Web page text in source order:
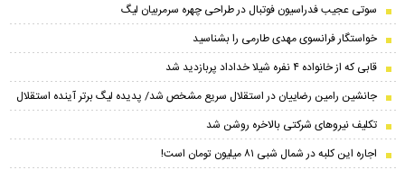
سوتی عجیب فدراسیون فوتبال در طراحی چهره سرمربیان لیگ
خواستگار فرانسوی مهدی طارمی را بشناسید
قابی که از خانواده ۴ نفره شیلا خداداد پربازدید شد
جانشین رامین رضاییان در استقلال سریع مشخص شد/ پدیده لیگ برتر آینده استقلال
تکلیف نیروهای شرکتی بالاخره روشن شد
اجاره این کلبه در شمال شبی ۸۱ میلیون تومان است!